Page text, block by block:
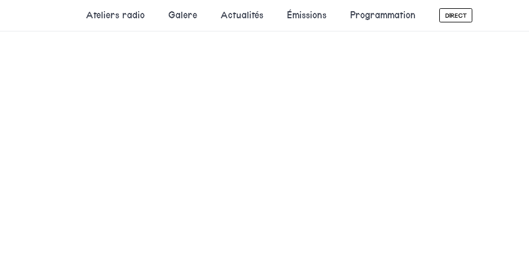
Ateliers radio Galere Actualités Émissions Programmation DIRECT